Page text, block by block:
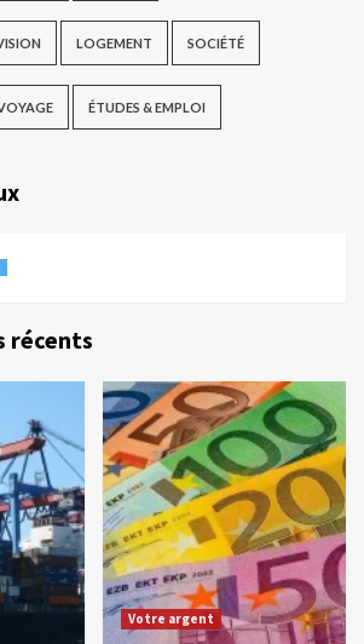
LOGEMENT SOCIÉTÉ
ÉTUDES & EMPLOI
récents
Votre argent